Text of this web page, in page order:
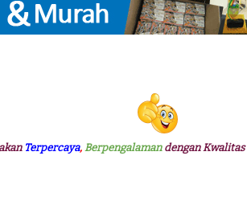
Terpercaya, Berpengalamandengan Kwalitas